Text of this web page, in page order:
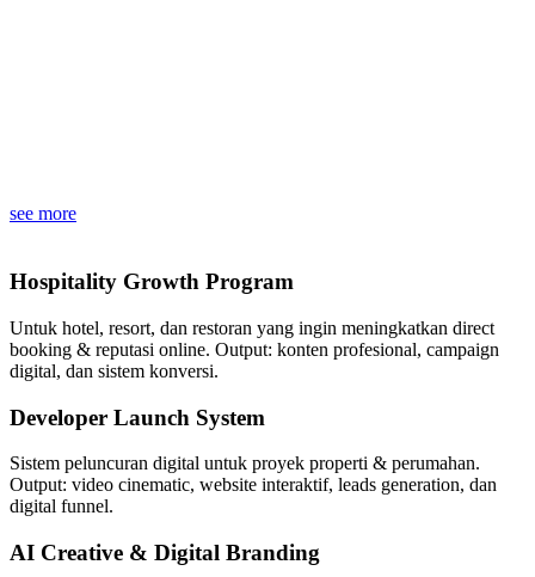
see more
Hospitality Growth Program
Untuk hotel, resort, dan restoran yang ingin meningkatkan direct
booking & reputasi online. Output: konten profesional, campaign
digital, dan sistem konversi.
Developer Launch System
Sistem peluncuran digital untuk proyek properti & perumahan.
Output: video cinematic, website interaktif, leads generation, dan
digital funnel.
AI Creative & Digital Branding